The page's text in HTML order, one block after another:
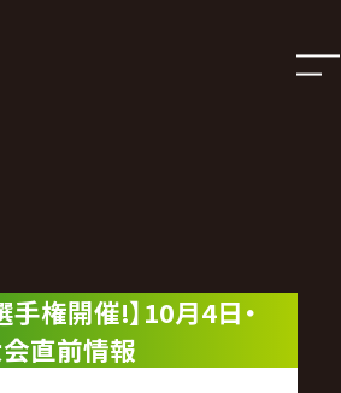
手権開催!】10月4日・
直前情報